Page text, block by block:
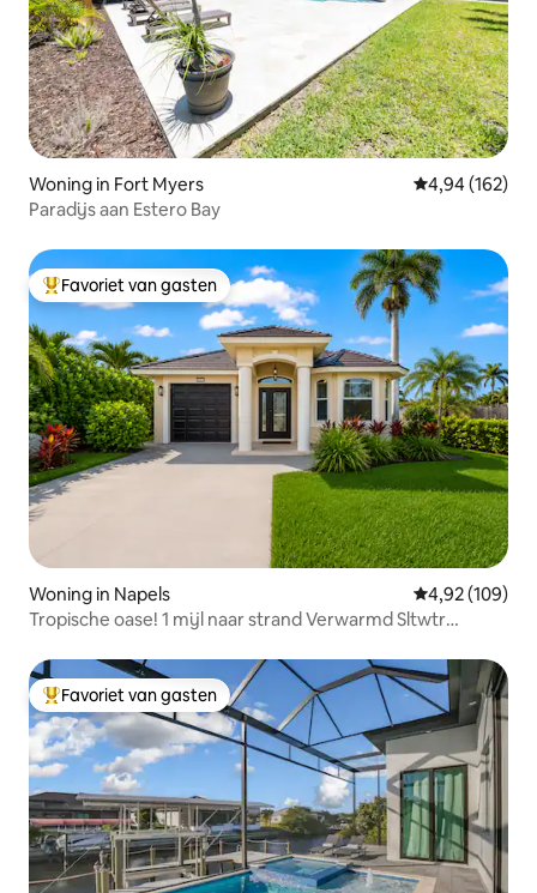
Woning in Fort Myers Gemiddelde
4,94 (162)
Paradijs aan Estero Bay
Topfavoriet van gasten
Favoriet van gasten
Woning in Napels Gemiddelde
4,92 (109)
Tropische oase! 1 mijl naar strand Verwarmd Sltwtr
Topfavoriet van gasten
Favoriet van gasten